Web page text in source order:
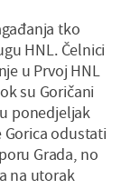
tko
HNL. Čelnici
u Prvoj HNL
su Goričani
ponedjeljak
odustati
Grada, no
na utorak